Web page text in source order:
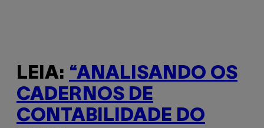
LEIA: “ANALISANDO OS
CADERNOS DE
CONTABILIDADE DO